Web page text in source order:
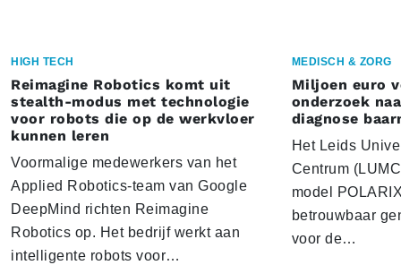
HIGH TECH
Reimagine Robotics komt uit
stealth-modus met technologie
voor robots die op de werkvloer
kunnen leren
Voormalige medewerkers van het
Applied Robotics-team van Google
DeepMind richten Reimagine
Robotics op. Het bedrijf werkt aan
intelligente robots voor…
MEDISCH & ZORG
Miljoen euro
onderzoek
diagnose
Het Leids
Centrum
model
betrouwbaar
voor de…